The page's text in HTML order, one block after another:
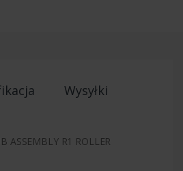
Wysyłki
ASSEMBLY R1 ROLLER